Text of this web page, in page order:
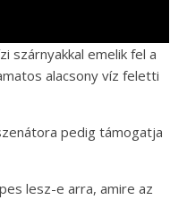
szárnyakkal emelik fel a
alacsony víz feletti
pedig támogatja
lesz-e arra, amire az